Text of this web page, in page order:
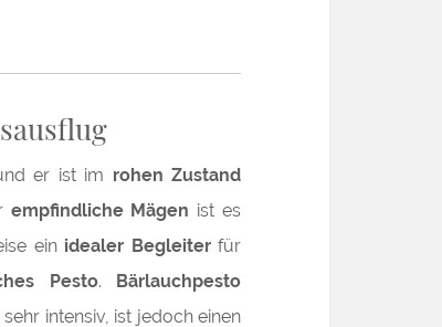
er ist im rohen Zustand
empfindliche Mägen ist es
ein idealer Begleiterfür
Pesto.
Bärlauchpesto
sehr intensiv, ist jedoch einen